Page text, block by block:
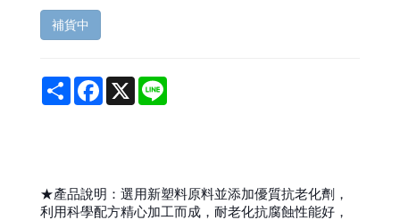
補貨中
Share Facebook
X
★產品說明：選用新塑料原料並添加優質抗老化劑，
利用科學配方精心加工而成，耐老化抗腐蝕性能好，